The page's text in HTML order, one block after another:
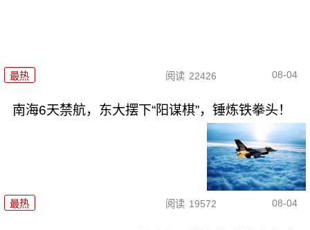
最热 阅读 22426 08-04
南海6天禁航，东大摆下“阳谋棋”，锤炼铁拳头！
最热 阅读 19572 08-04